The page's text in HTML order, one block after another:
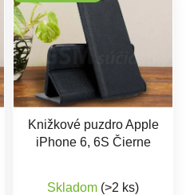
Knižkové puzdro Apple
iPhone 6, 6S Čierne
Skladom (>2 ks)